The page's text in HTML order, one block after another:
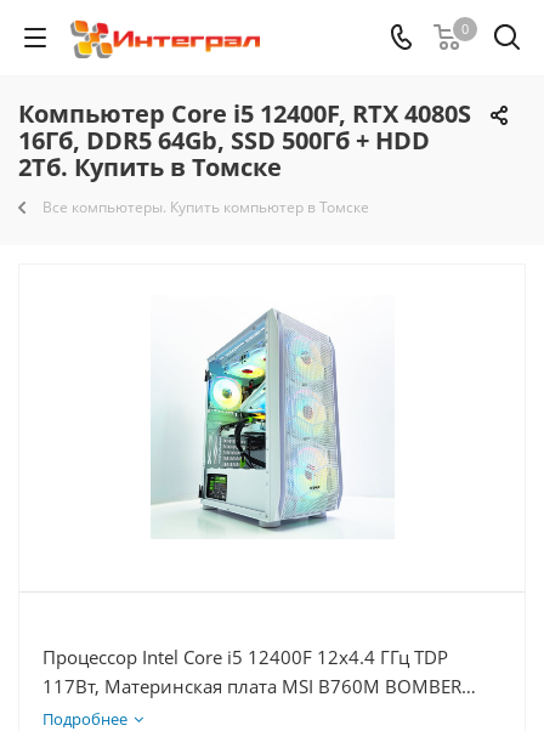
0
Компьютер Core i5 12400F, RTX 4080S
16Гб, DDR5 64Gb, SSD 500Гб + HDD
2Тб. Купить в Томске
Все компьютеры. Купить компьютер в Томске
Процессор Intel Core i5 12400F 12x4.4 ГГц TDP
117Вт, Материнская плата MSI B760M BOMBER
WIFI D5, Видеокарта RTX 4080S 16Гб, Память
Подробнее